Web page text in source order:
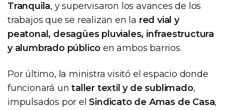
Tranquila, y supervisaron los avances de los
trabajos que se realizan en la red vial y
peatonal, desagües pluviales, infraestructura
y alumbrado público en ambos barrios.
Por último, la ministra visitó el espacio donde
funcionará untaller textil y de sublimado,
impulsados por elSindicato de Amas de Casa,